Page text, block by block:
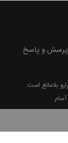
پرسش و پاسخ
بلامانع است.